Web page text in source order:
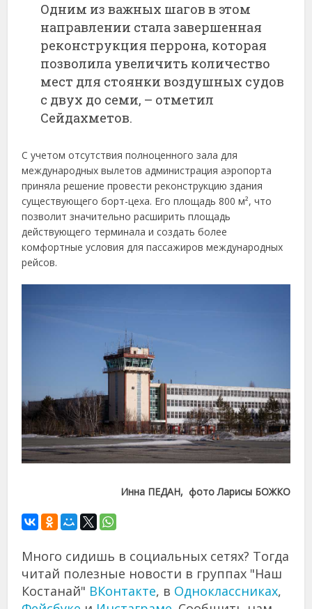
Одним из важных шагов в этом
направлении стала завершенная
реконструкция перрона, которая
позволила увеличить количество
мест для стоянки воздушных судов
с двух до семи, – отметил
Сейдахметов.
С учетом отсутствия полноценного зала для
международных вылетов администрация аэропорта
приняла решение провести реконструкцию здания
существующего борт-цеха. Его площадь 800 м², что
позволит значительно расширить площадь
действующего терминала и создать более
комфортные условия для пассажиров международных
рейсов.
Инна ПЕДАН, фото Ларисы БОЖКО
Много сидишь в социальных сетях? Тогда
читай полезные новости в группах "Наш
Костанай" ВКонтакте, в Одноклассниках,